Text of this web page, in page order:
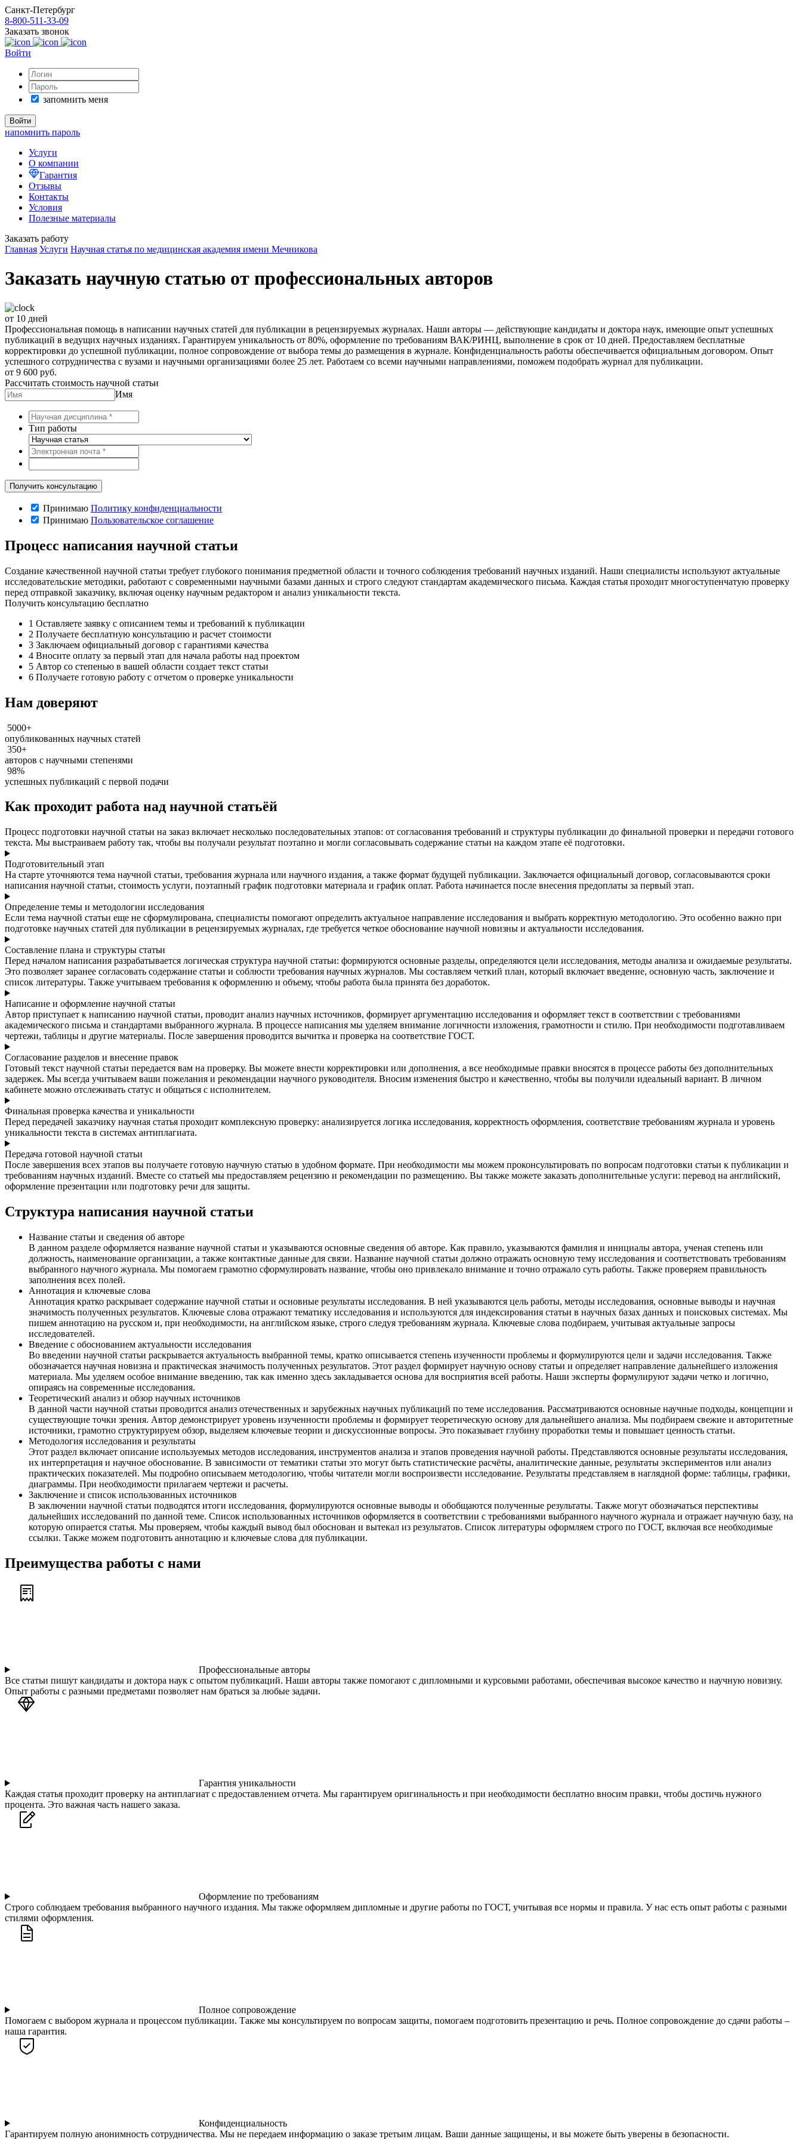
Санкт-Петербург
8-800-511-33-09
Заказать звонок
Войти
запомнить меня
напомнить пароль
Услуги
О компании
Гарантия
Отзывы
Контакты
Условия
Полезные материалы
Заказать работу
Главная Услуги Научная статья по медицинская академия имени Мечникова
Заказать научную статью от профессиональных авторов
от 10 дней
Профессиональная помощь в написании научных статей для публикации в рецензируемых журналах. Наши авторы — действующие кандидаты и доктора наук, имеющие опыт успешных
публикаций в ведущих научных изданиях. Гарантируем уникальность от 80%, оформление по требованиям ВАК/РИНЦ, выполнение в срок от 10 дней. Предоставляем бесплатные
корректировки до успешной публикации, полное сопровождение от выбора темы до размещения в журнале. Конфиденциальность работы обеспечивается официальным договором. Опыт
успешного сотрудничества с вузами и научными организациями более 25 лет. Работаем со всеми научными направлениями, поможем подобрать журнал для публикации.
от 9 600 руб.
Рассчитать стоимость научной статьи
Имя
Тип работы
Принимаю Политику конфиденциальности
Принимаю Пользовательское соглашение
Процесс написания научной статьи
Создание качественной научной статьи требует глубокого понимания предметной области и точного соблюдения требований научных изданий. Наши специалисты используют актуальные
исследовательские методики, работают с современными научными базами данных и строго следуют стандартам академического письма. Каждая статья проходит многоступенчатую проверку
перед отправкой заказчику, включая оценку научным редактором и анализ уникальности текста.
Получить консультацию бесплатно
1 Оставляете заявку с описанием темы и требований к публикации
2 Получаете бесплатную консультацию и расчет стоимости
3 Заключаем официальный договор с гарантиями качества
4 Вносите оплату за первый этап для начала работы над проектом
5 Автор со степенью в вашей области создает текст статьи
6 Получаете готовую работу с отчетом о проверке уникальности
Нам доверяют
5000+
опубликованных научных статей
350+
авторов с научными степенями
98%
успешных публикаций с первой подачи
Как проходит работа над научной статьёй
Процесс подготовки научной статьи на заказ включает несколько последовательных этапов: от согласования требований и структуры публикации до финальной проверки и передачи готового
текста. Мы выстраиваем работу так, чтобы вы получали результат поэтапно и могли согласовывать содержание статьи на каждом этапе её подготовки.
Подготовительный этап
На старте уточняются тема научной статьи, требования журнала или научного издания, а также формат будущей публикации. Заключается официальный договор, согласовываются сроки
написания научной статьи, стоимость услуги, поэтапный график подготовки материала и график оплат. Работа начинается после внесения предоплаты за первый этап.
Определение темы и методологии исследования
Если тема научной статьи еще не сформулирована, специалисты помогают определить актуальное направление исследования и выбрать корректную методологию. Это особенно важно при
подготовке научных статей для публикации в рецензируемых журналах, где требуется четкое обоснование научной новизны и актуальности исследования.
Составление плана и структуры статьи
Перед началом написания разрабатывается логическая структура научной статьи: формируются основные разделы, определяются цели исследования, методы анализа и ожидаемые результаты.
Это позволяет заранее согласовать содержание статьи и соблюсти требования научных журналов. Мы составляем четкий план, который включает введение, основную часть, заключение и
список литературы. Также учитываем требования к оформлению и объему, чтобы работа была принята без доработок.
Написание и оформление научной статьи
Автор приступает к написанию научной статьи, проводит анализ научных источников, формирует аргументацию исследования и оформляет текст в соответствии с требованиями
академического письма и стандартами выбранного журнала. В процессе написания мы уделяем внимание логичности изложения, грамотности и стилю. При необходимости подготавливаем
чертежи, таблицы и другие материалы. После завершения проводится вычитка и проверка на соответствие ГОСТ.
Согласование разделов и внесение правок
Готовый текст научной статьи передается вам на проверку. Вы можете внести корректировки или дополнения, а все необходимые правки вносятся в процессе работы без дополнительных
задержек. Мы всегда учитываем ваши пожелания и рекомендации научного руководителя. Вносим изменения быстро и качественно, чтобы вы получили идеальный вариант. В личном
кабинете можно отслеживать статус и общаться с исполнителем.
Финальная проверка качества и уникальности
Перед передачей заказчику научная статья проходит комплексную проверку: анализируется логика исследования, корректность оформления, соответствие требованиям журнала и уровень
уникальности текста в системах антиплагиата.
Передача готовой научной статьи
После завершения всех этапов вы получаете готовую научную статью в удобном формате. При необходимости мы можем проконсультировать по вопросам подготовки статьи к публикации и
требованиям научных изданий. Вместе со статьей мы предоставляем рецензию и рекомендации по размещению. Вы также можете заказать дополнительные услуги: перевод на английский,
оформление презентации или подготовку речи для защиты.
Структура написания научной статьи
Название статьи и сведения об авторе
В данном разделе оформляется название научной статьи и указываются основные сведения об авторе. Как правило, указываются фамилия и инициалы автора, ученая степень или
должность, наименование организации, а также контактные данные для связи. Название научной статьи должно отражать основную тему исследования и соответствовать требованиям
выбранного научного журнала. Мы помогаем грамотно сформулировать название, чтобы оно привлекало внимание и точно отражало суть работы. Также проверяем правильность
заполнения всех полей.
Аннотация и ключевые слова
Аннотация кратко раскрывает содержание научной статьи и основные результаты исследования. В ней указываются цель работы, методы исследования, основные выводы и научная
значимость полученных результатов. Ключевые слова отражают тематику исследования и используются для индексирования статьи в научных базах данных и поисковых системах. Мы
пишем аннотацию на русском и, при необходимости, на английском языке, строго следуя требованиям журнала. Ключевые слова подбираем, учитывая актуальные запросы
исследователей.
Введение с обоснованием актуальности исследования
Во введении научной статьи раскрывается актуальность выбранной темы, кратко описывается степень изученности проблемы и формулируются цели и задачи исследования. Также
обозначается научная новизна и практическая значимость полученных результатов. Этот раздел формирует научную основу статьи и определяет направление дальнейшего изложения
материала. Мы уделяем особое внимание введению, так как именно здесь закладывается основа для восприятия всей работы. Наши эксперты формулируют задачи четко и логично,
опираясь на современные исследования.
Теоретический анализ и обзор научных источников
В данной части научной статьи проводится анализ отечественных и зарубежных научных публикаций по теме исследования. Рассматриваются основные научные подходы, концепции и
существующие точки зрения. Автор демонстрирует уровень изученности проблемы и формирует теоретическую основу для дальнейшего анализа. Мы подбираем свежие и авторитетные
источники, грамотно структурируем обзор, выделяем ключевые теории и дискуссионные вопросы. Это показывает глубину проработки темы и повышает ценность статьи.
Методология исследования и результаты
Этот раздел включает описание используемых методов исследования, инструментов анализа и этапов проведения научной работы. Представляются основные результаты исследования,
их интерпретация и научное обоснование. В зависимости от тематики статьи это могут быть статистические расчёты, аналитические данные, результаты экспериментов или анализ
практических показателей. Мы подробно описываем методологию, чтобы читатели могли воспроизвести исследование. Результаты представляем в наглядной форме: таблицы, графики,
диаграммы. При необходимости прилагаем чертежи и расчеты.
Заключение и список использованных источников
В заключении научной статьи подводятся итоги исследования, формулируются основные выводы и обобщаются полученные результаты. Также могут обозначаться перспективы
дальнейших исследований по данной теме. Список использованных источников оформляется в соответствии с требованиями выбранного научного журнала и отражает научную базу, на
которую опирается статья. Мы проверяем, чтобы каждый вывод был обоснован и вытекал из результатов. Список литературы оформляем строго по ГОСТ, включая все необходимые
ссылки. Также можем подготовить аннотацию и ключевые слова для публикации.
Преимущества работы с нами
Профессиональные авторы
Все статьи пишут кандидаты и доктора наук с опытом публикаций. Наши авторы также помогают с дипломными и курсовыми работами, обеспечивая высокое качество и научную новизну.
Опыт работы с разными предметами позволяет нам браться за любые задачи.
Гарантия уникальности
Каждая статья проходит проверку на антиплагиат с предоставлением отчета. Мы гарантируем оригинальность и при необходимости бесплатно вносим правки, чтобы достичь нужного
процента. Это важная часть нашего заказа.
Оформление по требованиям
Строго соблюдаем требования выбранного научного издания. Мы также оформляем дипломные и другие работы по ГОСТ, учитывая все нормы и правила. У нас есть опыт работы с разными
стилями оформления.
Полное сопровождение
Помогаем с выбором журнала и процессом публикации. Также мы консультируем по вопросам защиты, помогаем подготовить презентацию и речь. Полное сопровождение до сдачи работы –
наша гарантия.
Конфиденциальность
Гарантируем полную анонимность сотрудничества. Мы не передаем информацию о заказе третьим лицам. Ваши данные защищены, и вы можете быть уверены в безопасности.